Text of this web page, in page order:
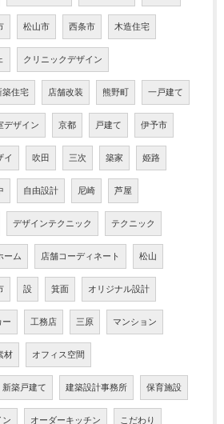
松山市 西条市 木造住宅
クリニックデザイン
築住宅 店舗改装 熊野町 一戸建て
デザイン 京都 戸建て 伊予市
イ 吹田 三次 築家 姫路
自由設計 尼崎 芦屋
デザインテクニック テクニック
ーム 店舗コーディネート 松山
設 箕面 オリジナル設計
ー 工務店 三原 マンション
材 オフィス空間
新築戸建て 建築設計事務所 保育施設
ン オーダーキッチン こだわり